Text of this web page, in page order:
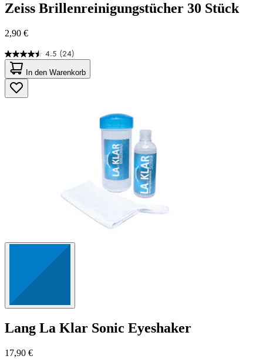
Zeiss Brillenreinigungstücher 30 Stück
2,90 €
4.5 (24)
4.5
von
5
Sternen.
24
In den Warenkorb
Lang La Klar Sonic Eyeshaker
17,90 €